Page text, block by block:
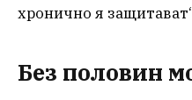
хронично я
Без половин